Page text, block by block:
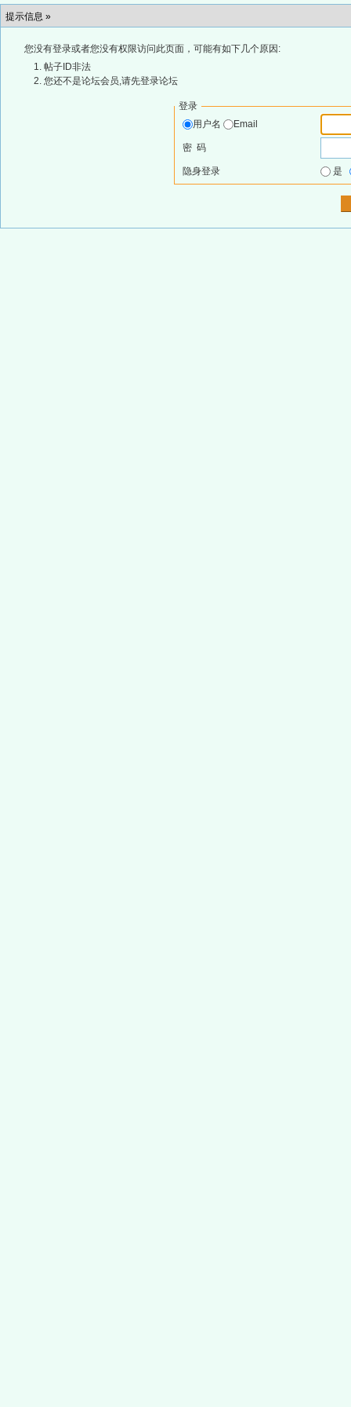
提示信息 »
您没有登录或者您没有权限访问此页面，可能有如下几个原因:
帖子ID非法
您还不是论坛会员,请先登录论坛
登录
用户名
Email
密 码
隐身登录 是